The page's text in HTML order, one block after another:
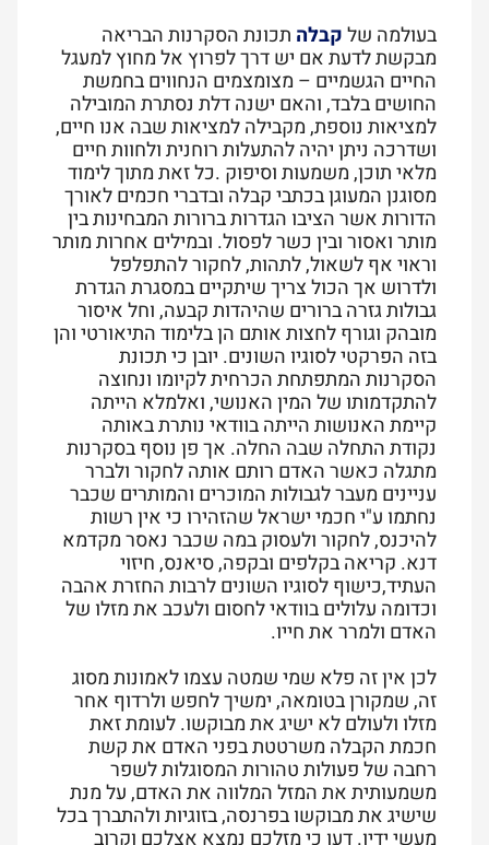
בעולמה שלקבלה תכונת הסקרנות הבריאה
מבקשת לדעת אם יש דרך לפרוץ אל מחוץ למעגל
החיים הגשמיים – מצומצמים הנחווים בחמשת
החושים בלבד, והאם ישנה דלת נסתרת המובילה
למציאות נוספת, מקבילה למציאות שבה אנו חיים,
ושדרכה ניתן יהיה להתעלות רוחנית ולחוות חיים
מלאי תוכן, משמעות וסיפוק .כל זאת מתוך לימוד
מסוגנן המעוגן בכתבי קבלה ובדברי חכמים לאורך
הדורות אשר הציבו הגדרות ברורות המבחינות בין
מותר ואסור ובין כשר לפסול. ובמילים אחרות מותר
וראוי אף לשאול, לתהות, לחקור להתפלפל
ולדרוש אך הכול צריך שיתקיים במסגרת הגדרת
גבולות גזרה ברורים שהיהדות קבעה, וחל איסור
מובהק וגורף לחצות אותם הן בלימוד התיאורטי והן
בזה הפרקטי לסוגיו השונים. יובן כי תכונת
הסקרנות המתפתחת הכרחית לקיומו ונחוצה
להתקדמותו של המין האנושי, ואלמלא הייתה
קיימת האנושות הייתה בוודאי נותרת באותה
נקודת התחלה שבה החלה. אך פן נוסף בסקרנות
מתגלה כאשר האדם רותם אותה לחקור ולברר
עניינים מעבר לגבולות המוכרים והמותרים שכבר
נחתמו ע"י חכמי ישראל שהזהירו כי אין רשות
להיכנס, לחקור ולעסוק במה שכבר נאסר מקדמא
דנא. קריאה בקלפים ובקפה, סיאנס, חיזוי
העתיד,כישוף לסוגיו השונים לרבות החזרת אהבה
וכדומה עלולים בוודאי לחסום ולעכב את מזלו של
האדם ולמרר את חייו.
לכן אין זה פלא שמי שמטה עצמו לאמונות מסוג
זה, שמקורן בטומאה, ימשיך לחפש ולרדוף אחר
מזלו ולעולם לא ישיג את מבוקשו. לעומת זאת
חכמת הקבלה משרטטת בפני האדם את קשת
רחבה של פעולות טהורות המסוגלות לשפר
משמעותית את המזל המלווה את האדם, על מנת
שישיג את מבוקשו בפרנסה, בזוגיות ולהתברך בכל
מעשי ידיו. דעו כי מזלכם נמצא אצלכם וקרוב